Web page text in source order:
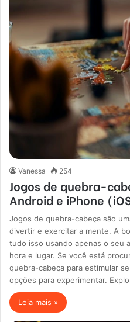
Vanessa 254
Jogos de quebra-
Android e iPhone
Jogos de quebra-cabeça são
divertir e exercitar a mente. A
tudo isso usando apenas o seu
hora e lugar. Se você está
quebra-cabeça para estimular
opções para experimentar.
Leia mais »